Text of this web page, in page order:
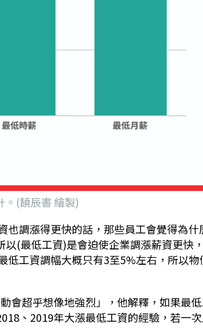
。(饒辰書 繪製)
也調漲得更快的話，那些員工會覺得為什
(最低工資)是會迫使企業調漲薪資更快，
低工資調幅大概只有3至5%左右，所以物
會超乎想像地強烈」，他解釋，如果最
、2019年大漲最低工資的經驗，若一